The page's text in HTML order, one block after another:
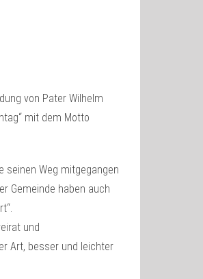
von Pater Wilhelm
mit dem Motto
seinen Weg mitgegangen
Gemeinde haben auch
und
Art, besser und leichter